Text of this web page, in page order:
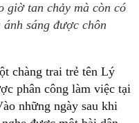
giờ tan chảy mà còn có
sáng được chôn
chàng trai trẻ tên Lý
phân công làm việc tại
những ngày sau khi